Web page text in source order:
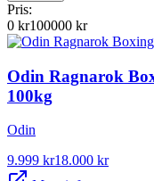
Pris:
0 kr100000 kr
Odin Ragnarok
100kg
Odin
9.999 kr18.000 kr